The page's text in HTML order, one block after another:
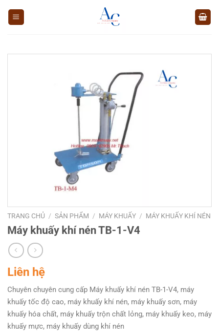
TRANG CHỦ / SẢN PHẨM / MÁY KHUẤY / MÁY KHUẤY KHÍ NÉN
Máy khuấy khí nén TB-1-V4
Liên hệ
Chuyên chuyên cung cấp Máy khuấy khí nén TB-1-V4, máy
khuấy tốc độ cao, máy khuấy khí nén, máy khuấy sơn, máy
khuấy hóa chất, máy khuấy trộn chất lỏng, máy khuấy keo, máy
khuấy mực, máy khuấy dùng khí nén